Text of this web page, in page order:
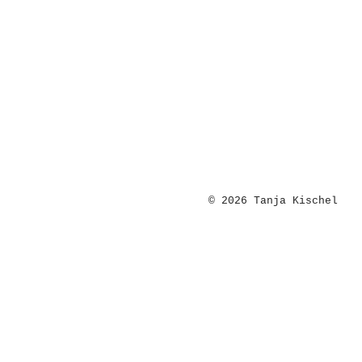
© 2026 Tanja Kischel